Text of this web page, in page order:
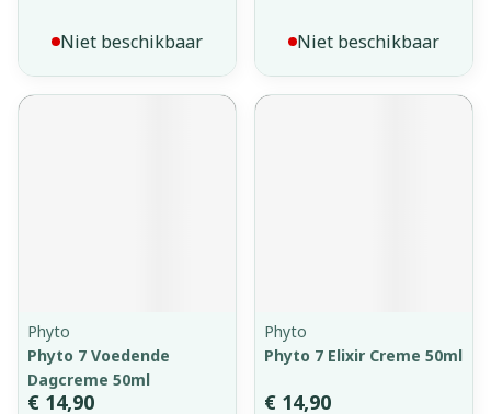
Niet beschikbaar Niet beschikbaar
Phyto
Phyto 7 Voedende
Dagcreme 50ml
€ 14,90
Phyto
Phyto 7 Elixir Creme 50ml
€ 14,90